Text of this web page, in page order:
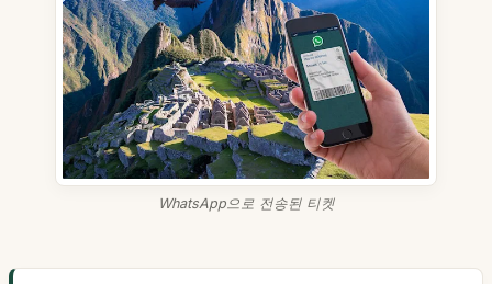
WhatsApp으로 전송된 티켓